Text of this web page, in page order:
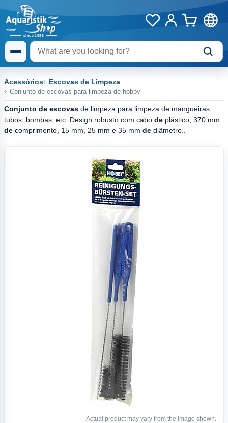
Acessórios Escovas de Limpeza
Conjunto de escovas para limpeza de hobby
Conjunto de escovas de limpeza para limpeza de mangueiras,
tubos, bombas, etc. Design robusto com cabo de plástico, 370 mm
de comprimento, 15 mm, 25 mm e 35 mm de diâmetro..
Actual product may vary from the image shown.